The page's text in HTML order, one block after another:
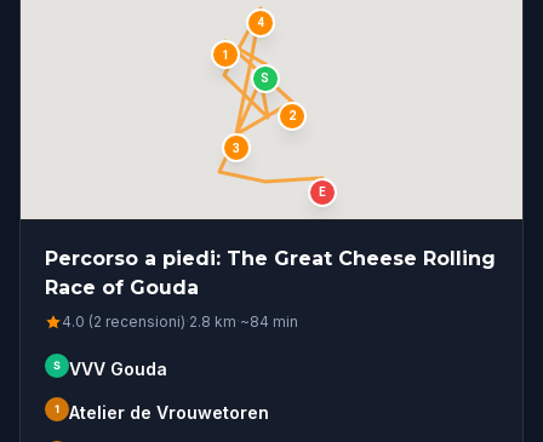
S
1
2
3
4
E
Percorso a piedi: The Great Cheese Rolling
Race of ​Gouda
4.0 (2 recensioni)·2.8 km·~84 min
S VVV Gouda
1 Atelier de Vrouwetoren